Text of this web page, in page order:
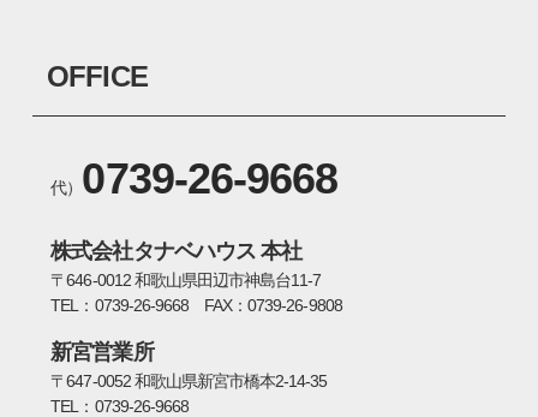
OFFICE
代） 0739-26-9668
株式会社タナベハウス 本社
〒646-0012 和歌山県田辺市神島台11-7
TEL：0739-26-9668 FAX：0739-26-9808
新宮営業所
〒647-0052 和歌山県新宮市橋本2-14-35
TEL：0739-26-9668